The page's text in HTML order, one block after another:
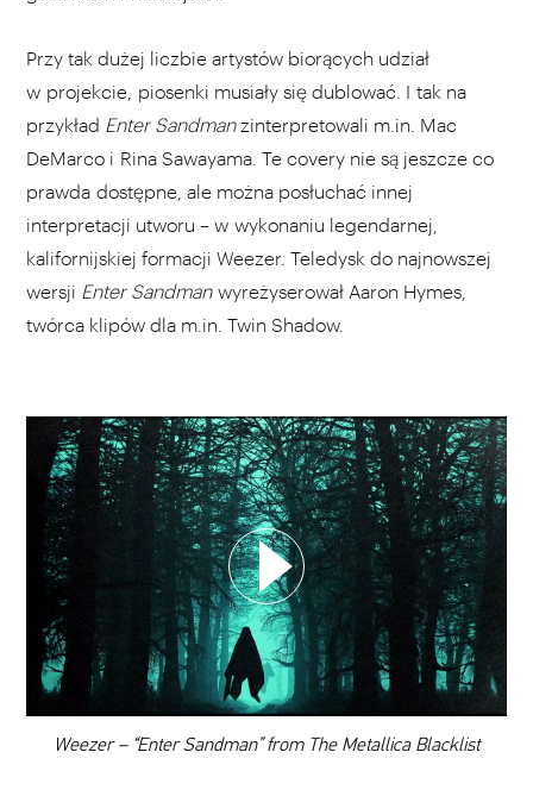
Przy tak dużej liczbie artystów biorących udział
w projekcie, piosenki musiały się dublować. I tak na
przykład Enter Sandmanzinterpretowali m.in. Mac
DeMarco i Rina Sawayama. Te covery nie są jeszcze co
prawda dostępne, ale można posłuchać innej
interpretacji utworu – w wykonaniu legendarnej,
kalifornijskiej formacji Weezer. Teledysk do najnowszej
wersji Enter Sandmanwyreżyserował Aaron Hymes,
twórca klipów dla m.in. Twin Shadow.
00:00
Weezer – “Enter Sandman” from The Metallica Blacklist
WYBIERZ SWOJĄ PLAYLISTĘ
DODAJ TEN FILM DO PLAYLISTY